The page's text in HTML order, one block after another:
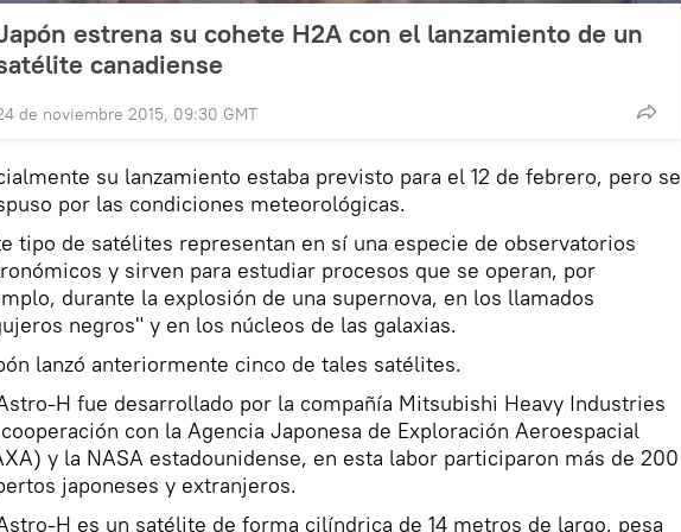
estrena su cohete H2A con el lanzamiento de un
canadiense
de noviembre 2015, 09:30 GMT
su lanzamiento estaba previsto para el 12 de febrero, pero se
por las condiciones meteorológicas.
tipo de satélites representan en sí una especie de observatorios
y sirven para estudiar procesos que se operan, por
durante la explosión de una supernova, en los llamados
negros" y en los núcleos de las galaxias.
lanzó anteriormente cinco de tales satélites.
H fue desarrollado por la compañía Mitsubishi Heavy Industries
con la Agencia Japonesa de Exploración Aeroespacial
y la NASA estadounidense, en esta labor participaron más de 200
japoneses y extranjeros.
H es un satélite de forma cilíndrica de 14 metros de largo, pesa